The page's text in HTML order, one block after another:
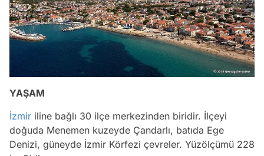
YAŞAM
İzmir iline bağlı 30 ilçe merkezinden biridir. İlçeyi
doğuda Menemen kuzeyde Çandarlı, batıda Ege
Denizi, güneyde İzmir Körfezi çevreler. Yüzölçümü 228